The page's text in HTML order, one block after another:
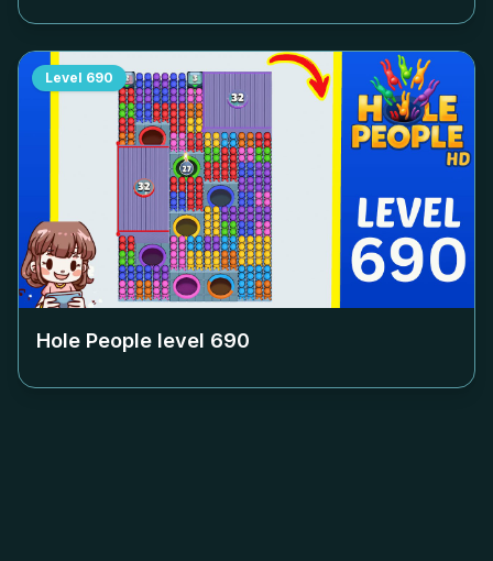
Level 690
Hole People level 690